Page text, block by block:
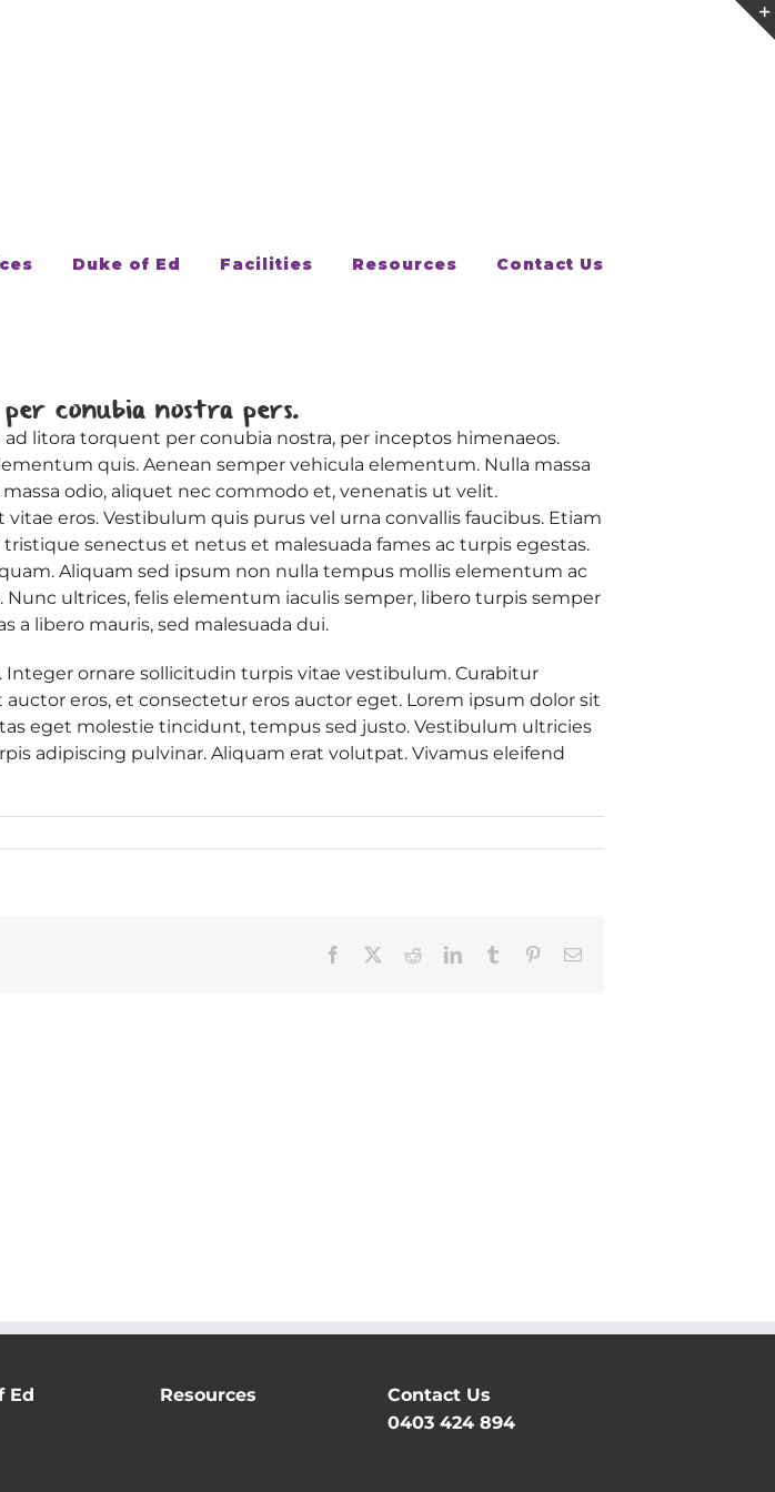
Duke of Ed Facilities Resources Contact Us
conubia nostra pers.
litora torquent per conubia nostra, per inceptos himenaeos.
quis. Aenean semper vehicula elementum. Nulla massa
odio, aliquet nec commodo et, venenatis ut velit.
eros. Vestibulum quis purus vel urna convallis faucibus. Etiam
senectus et netus et malesuada fames ac turpis egestas.
Aliquam sed ipsum non nulla tempus mollis elementum ac
ultrices, felis elementum iaculis semper, libero turpis semper
a libero mauris, sed malesuada dui.
ornare sollicitudin turpis vitae vestibulum. Curabitur
eros, et consectetur eros auctor eget. Lorem ipsum dolor sit
eget molestie tincidunt, tempus sed justo. Vestibulum ultricies
adipiscing pulvinar. Aliquam erat volutpat. Vivamus eleifend
Facebook RedditLinkedInTumblr PinterestEmail
Ed Resources
Contact Us
0403 424 894